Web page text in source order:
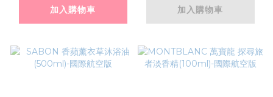
加入購物車 加入購物車